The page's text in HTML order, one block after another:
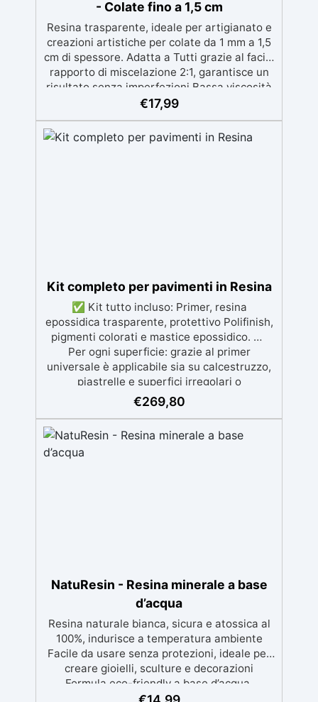
- Colate fino a 1,5 cm
Resina trasparente, ideale per artigianato e
creazioni artistiche per colate da 1 mm a 1,5
cm di spessore. Adatta a Tutti grazie al facile
rapporto di miscelazione 2:1, garantisce un
risultato senza imperfezioni Bassa viscosità
per colate senza bolle, compatibile con
materiali. Certificata post-catalisi atossica e
sicura per il contatto con la pelle, Bpa Free e
€17,99
Kit completo per pavimenti in Resina
✅ Kit tutto incluso: Primer, resina
epossidica trasparente, protettivo Polifinish,
pigmenti colorati e mastice epossidico. ✅
Per ogni superficie: grazie al primer
universale è applicabile sia su calcestruzzo,
piastrelle e superfici irregolari o
danneggiate. ✅ Facile da applicare: Video
Guida completa inclusa, 3 semplici passaggi,
finitura protettiva antigraffio. ✅ Risultati
professionali: Sistema autolivellante,
€269,80
NatuResin - Resina minerale a base
d’acqua
Resina naturale bianca, sicura e atossica al
100%, indurisce a temperatura ambiente
Facile da usare senza protezioni, ideale per
creare gioielli, sculture e decorazioni
Formula eco-friendly a base d’acqua,
alternativa sicura alle resine tradizionali